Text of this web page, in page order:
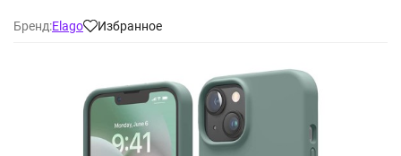
Бренд:Elago Избранное